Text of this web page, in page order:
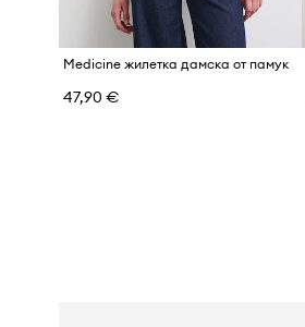
Medicine жилетка дамска от памук
47,90 €